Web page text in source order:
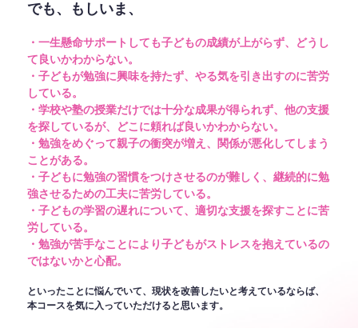
でも、もしいま、
・一生懸命サポートしても子どもの成績が上がらず、どうし
て良いかわからない。
・子どもが勉強に興味を持たず、やる気を引き出すのに苦労
している。
・学校や塾の授業だけでは十分な成果が得られず、他の支援
を探しているが、どこに頼れば良いかわからない。
・勉強をめぐって親子の衝突が増え、関係が悪化してしまう
ことがある。
・子どもに勉強の習慣をつけさせるのが難しく、継続的に勉
強させるための工夫に苦労している。
・子どもの学習の遅れについて、適切な支援を探すことに苦
労している。
・勉強が苦手なことにより子どもがストレスを抱えているの
ではないかと心配。
といったことに悩んでいて、現状を改善したいと考えているならば、
本コースを気に入っていただけると思います。